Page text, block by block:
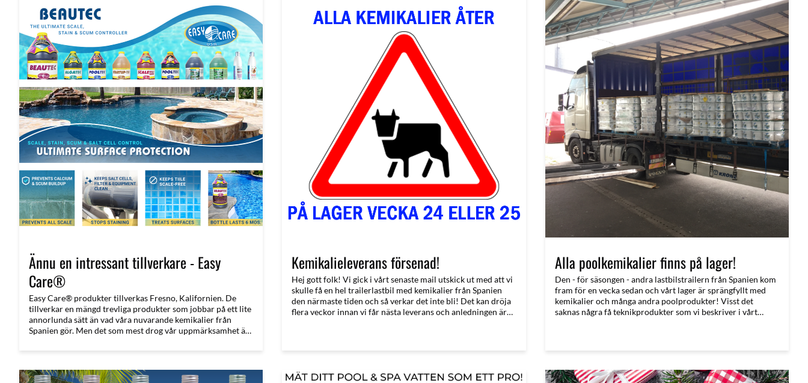
Ännu en intressant tillverkare - Easy
Care®
Easy Care® produkter tillverkas Fresno, Kalifornien. De
tillverkar en mängd trevliga produkter som jobbar på ett lite
annorlunda sätt än vad våra nuvarande kemikalier från
Spanien gör. Men det som mest drog vår uppmärksamhet är
Kemikalieleverans försenad!
Hej gott folk! Vi gick i vårt senaste mail utskick ut med att vi
skulle få en hel trailerlastbil med kemikalier från Spanien
den närmaste tiden och så verkar det inte bli! Det kan dröja
flera veckor innan vi får nästa leverans och anledningen är
Alla poolkemikalier finns på lager!
Den - för säsongen - andra lastbilstrailern från Spanien kom
fram för en vecka sedan och vårt lager är sprängfyllt med
kemikalier och många andra poolprodukter! Visst det
saknas några få teknikprodukter som vi beskriver i vårt